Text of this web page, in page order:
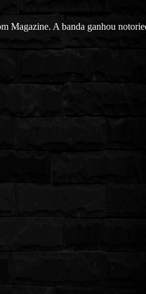
Magazine. A banda ganhou